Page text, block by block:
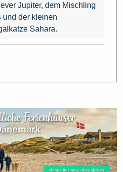
Jupiter, dem Mischling
und der kleinen
Sahara.